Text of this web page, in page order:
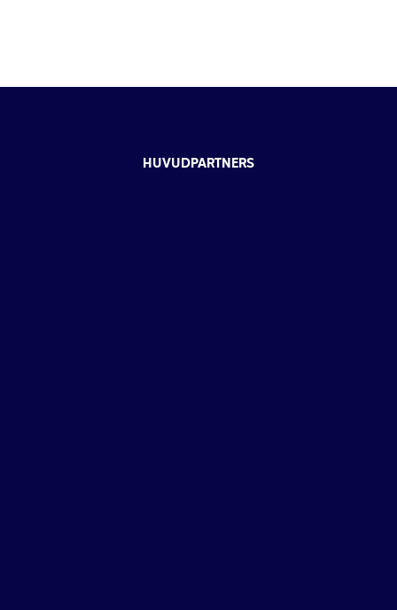
HUVUDPARTNERS